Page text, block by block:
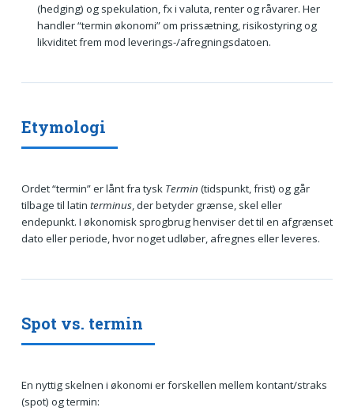
(hedging) og spekulation, fx i valuta, renter og råvarer. Her
handler “termin økonomi” om prissætning, risikostyring og
likviditet frem mod leverings-/afregningsdatoen.
Etymologi
Ordet “termin” er lånt fra tysk Termin (tidspunkt, frist) og går
tilbage til latin terminus, der betyder grænse, skel eller
endepunkt. I økonomisk sprogbrug henviser det til en afgrænset
dato eller periode, hvor noget udløber, afregnes eller leveres.
Spot vs. termin
En nyttig skelnen i økonomi er forskellen mellem kontant/straks
(spot) og termin: